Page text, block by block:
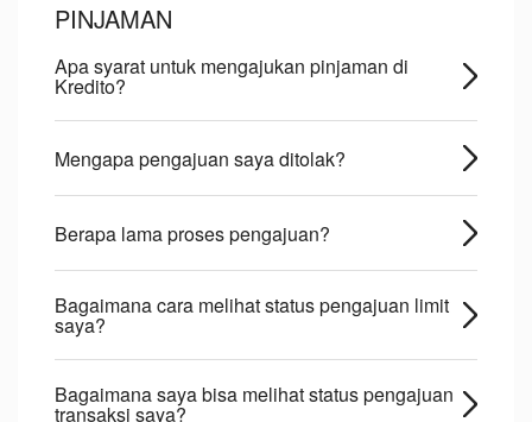
PINJAMAN
Apa syarat untuk mengajukan pinjaman di
Kredito?
Mengapa pengajuan saya ditolak?
Berapa lama proses pengajuan?
Bagaimana cara melihat status pengajuan limit
saya?
Bagaimana saya bisa melihat status pengajuan
transaksi saya?